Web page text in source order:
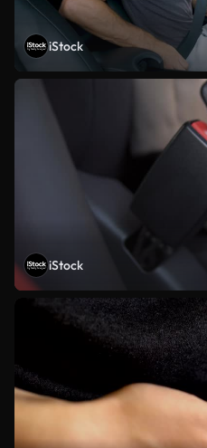
iStock
iStock